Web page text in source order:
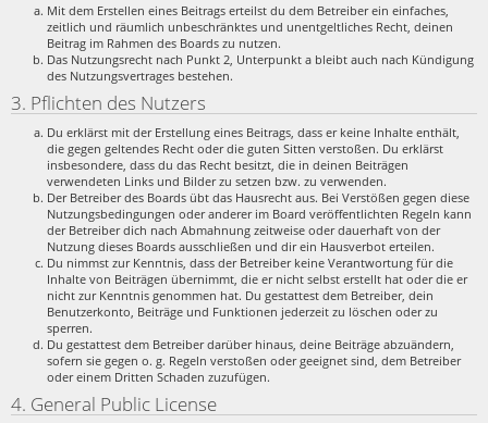
Mit dem Erstellen eines Beitrags erteilst du dem Betreiber ein einfaches,
zeitlich und räumlich unbeschränktes und unentgeltliches Recht, deinen
Beitrag im Rahmen des Boards zu nutzen.
Das Nutzungsrecht nach Punkt 2, Unterpunkt a bleibt auch nach Kündigung
des Nutzungsvertrages bestehen.
3. Pflichten des Nutzers
Du erklärst mit der Erstellung eines Beitrags, dass er keine Inhalte enthält,
die gegen geltendes Recht oder die guten Sitten verstoßen. Du erklärst
insbesondere, dass du das Recht besitzt, die in deinen Beiträgen
verwendeten Links und Bilder zu setzen bzw. zu verwenden.
Der Betreiber des Boards übt das Hausrecht aus. Bei Verstößen gegen diese
Nutzungsbedingungen oder anderer im Board veröffentlichten Regeln kann
der Betreiber dich nach Abmahnung zeitweise oder dauerhaft von der
Nutzung dieses Boards ausschließen und dir ein Hausverbot erteilen.
Du nimmst zur Kenntnis, dass der Betreiber keine Verantwortung für die
Inhalte von Beiträgen übernimmt, die er nicht selbst erstellt hat oder die er
nicht zur Kenntnis genommen hat. Du gestattest dem Betreiber, dein
Benutzerkonto, Beiträge und Funktionen jederzeit zu löschen oder zu
sperren.
Du gestattest dem Betreiber darüber hinaus, deine Beiträge abzuändern,
sofern sie gegen o. g. Regeln verstoßen oder geeignet sind, dem Betreiber
oder einem Dritten Schaden zuzufügen.
4. General Public License